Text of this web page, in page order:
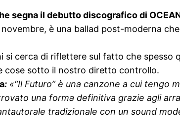
segna il debutto discografico di
è una ballad post-moderna
si cerca di riflettere sul fatto che spesso
cose sotto il nostro diretto controllo.
: «“Il Futuro” è una canzone a cui tengo
una forma definitiva grazie agli
tradizionale con un sound